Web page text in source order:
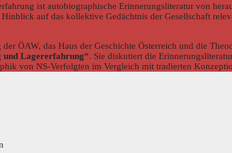
ist autobiographische Erinnerungsliteratur von
auf das kollektive Gedächtnis der Gesellschaft
ÖAW, das Haus der Geschichte Österreich und die
und Lagererfahrung“. Sie diskutiert die
von NS-Verfolgten im Vergleich mit tradierten